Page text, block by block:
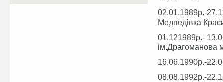
02.01.1989р.-
Медведівка
01.121989р.-
ім.Драгоманова
16.06.1990р.-
08.08.1992р.-